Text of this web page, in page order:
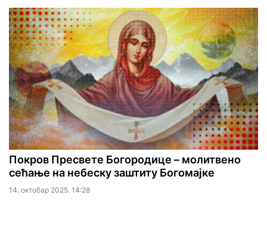
Покров Пресвете Богородице – молитвено
сећање на небеску заштиту Богомајке
14. октобар 2025. 14:28